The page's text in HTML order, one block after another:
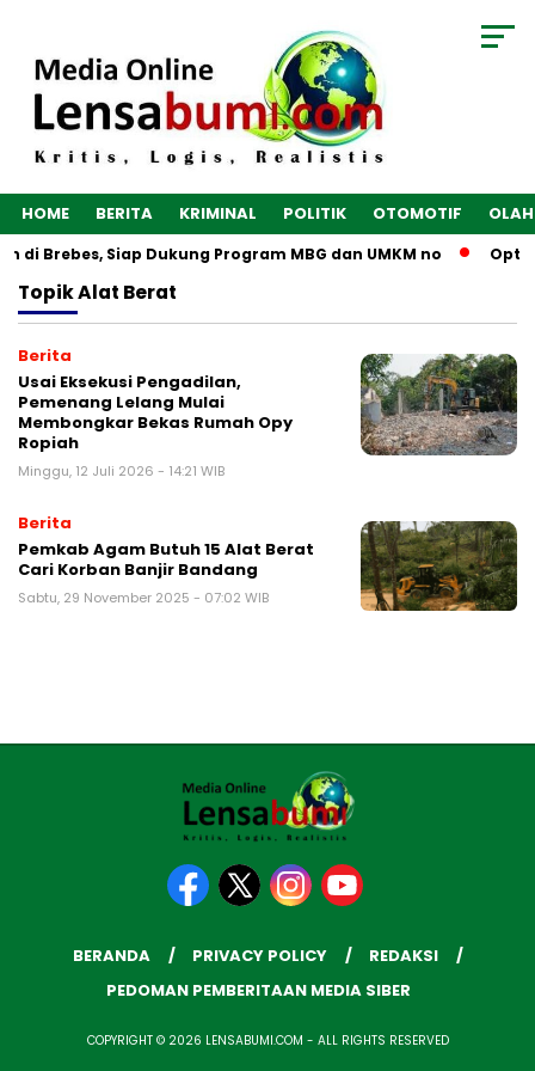
HOME BERITA KRIMINAL POLITIK OTOMOTIF
di Brebes, Siap Dukung Program MBG dan UMKM no
TopikAlat Berat
Berita
Usai Eksekusi Pengadilan,
Pemenang Lelang Mulai
Membongkar Bekas Rumah Opy
Ropiah
Minggu, 12 Juli 2026 - 14:21 WIB
Berita
Pemkab Agam Butuh 15 Alat Berat
Cari Korban Banjir Bandang
Sabtu, 29 November 2025 - 07:02 WIB
BERANDA PRIVACY POLICY
REDAKSI
PEDOMAN PEMBERITAAN MEDIA SIBER
COPYRIGHT © 2026 LENSABUMI.COM - ALL RIGHTS RESERVED